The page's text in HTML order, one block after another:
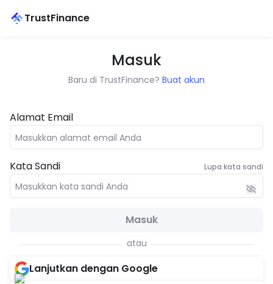
TrustFinance
Masuk
Baru di TrustFinance? Buat akun
Alamat Email
Kata Sandi Lupa kata sandi
Masuk
atau
Lanjutkan dengan Google